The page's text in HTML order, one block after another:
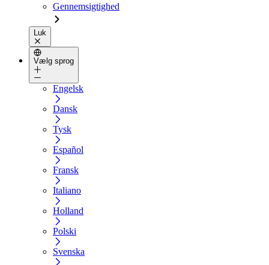
Gennemsigtighed
Luk
Vælg sprog
Engelsk
Dansk
Tysk
Español
Fransk
Italiano
Holland
Polski
Svenska